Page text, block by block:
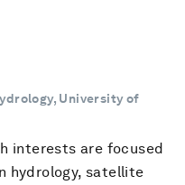
University of
interests are focused
hydrology, satellite